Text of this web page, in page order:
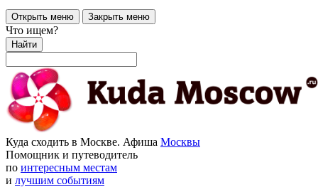
Открыть меню Закрыть меню
Что ищем?
Найти
Куда сходить в Москве. Афиша Москвы
Помощник и путеводитель
по интересным местам
и лучшим событиям